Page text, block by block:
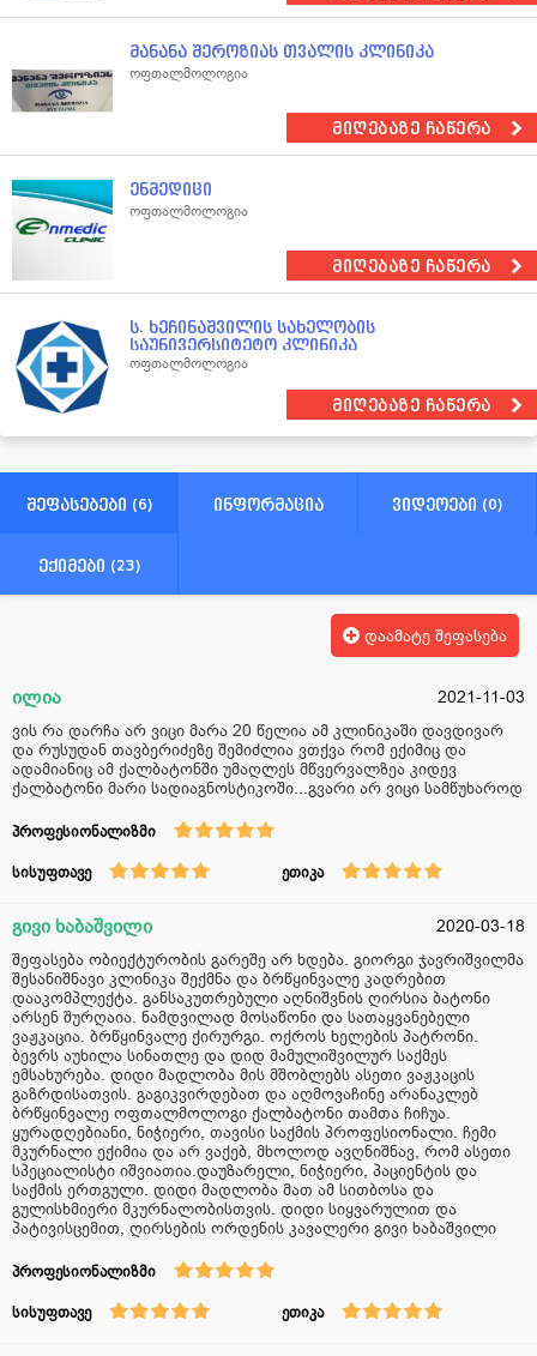
მანანა შეროზიას თვალის კლინიკა
ოფთალმოლოგია
მიღებაზე ჩაწერა
ენმედიცი
ოფთალმოლოგია
მიღებაზე ჩაწერა
ს. ხეჩინაშვილის სახელობის
საუნივერსიტეტო კლინიკა
ოფთალმოლოგია
მიღებაზე ჩაწერა
შეფასებები (6) ინფორმაცია ვიდეოები (0)
ექიმები (23)
დაამატე შეფასება
ილია
2021-11-03
ვის რა დარჩა არ ვიცი მარა 20 წელია ამ კლინიკაში დავდივარ
და რუსუდან თავბერიძეზე შემიძლია ვთქვა რომ ექიმიც და
ადამიანიც ამ ქალბატონში უმაღლეს მწვერვალზეა კიდევ
ქალბატონი მარი სადიაგნოსტიკოში...გვარი არ ვიცი სამწუხაროდ
პროფესიონალიზმი
სისუფთავე ეთიკა
გივი ხაბაშვილი
2020-03-18
შეფასება ობიექტურობის გარეშე არ ხდება. გიორგი ჯავრიშვილმა
შესანიშნავი კლინიკა შექმნა და ბრწყინვალე კადრებით
დააკომპლექტა. განსაკუთრებული აღნიშვნის ღირსია ბატონი
არსენ შურღაია. ნამდვილად მოსაწონი და სათაყვანებელი
ვაჟკაცია. ბრწყინვალე ქირურგი. ოქროს ხელების პატრონი.
ბევრს აუხილა სინათლე და დიდ მამულიშვილურ საქმეს
ემსახურება. დიდი მადლობა მის მშობლებს ასეთი ვაჟკაცის
გაზრდისათვის. გაგიკვირდებათ და აღმოვაჩინე არანაკლებ
ბრწყინვალე ოფთალმოლოგი ქალბატონი თამთა ჩიჩუა.
ყურადღებიანი, ნიჭიერი, თავისი საქმის პროფესიონალი. ჩემი
მკურნალი ექიმია და არ ვაქებ, მხოლოდ ავღნიშნავ, რომ ასეთი
სპეციალისტი იშვიათია.დაუზარელი, ნიჭიერი, პაციენტის და
საქმის ერთგული. დიდი მადლობა მათ ამ სითბოსა და
გულისხმიერი მკურნალობისთვის. დიდი სიყვარულით და
პატივისცემით, ღირსების ორდენის კავალერი გივი ხაბაშვილი
პროფესიონალიზმი
სისუფთავე ეთიკა